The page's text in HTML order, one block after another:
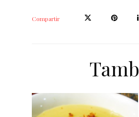
Compartir